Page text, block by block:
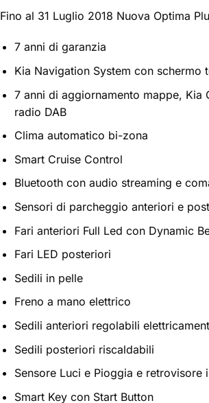
Fino al 31 Luglio 2018 Nuova Optima
7 anni di garanzia
Kia Navigation System con schermo
7 anni di aggiornamento mappe, Kia
radio DAB
Clima automatico bi-zona
Smart Cruise Control
Bluetooth con audio streaming e
Sensori di parcheggio anteriori e
Fari anteriori Full Led con Dynamic
Fari LED posteriori
Sedili in pelle
Freno a mano elettrico
Sedili anteriori regolabili
Sedili posteriori riscaldabili
Sensore Luci e Pioggia e retrovisore
Smart Key con Start Button